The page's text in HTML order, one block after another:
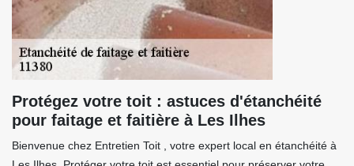
Protégez votre toit : astuces d'étanchéité
pour faitage et faitière à Les Ilhes
Bienvenue chez Entretien Toit , votre expert local en étanchéité à